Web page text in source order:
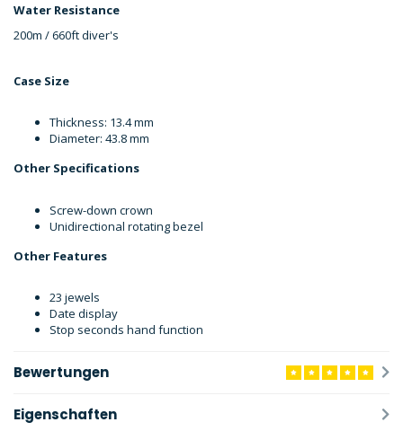
Water Resistance
200m / 660ft diver's
Case Size
Thickness: 13.4 mm
Diameter: 43.8 mm
Other Specifications
Screw-down crown
Unidirectional rotating bezel
Other Features
23 jewels
Date display
Stop seconds hand function
Bewertungen
Eigenschaften